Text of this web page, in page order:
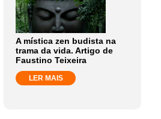
A mística zen budista na
trama da vida. Artigo de
Faustino Teixeira
LER MAIS